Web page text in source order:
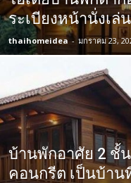
ระเบียงหน้านั่งเล่
thaihomeidea - มกราคม 23,
บ้านพักอาศัย 2 ชั้
คอนกรีต เป็นบ้าน